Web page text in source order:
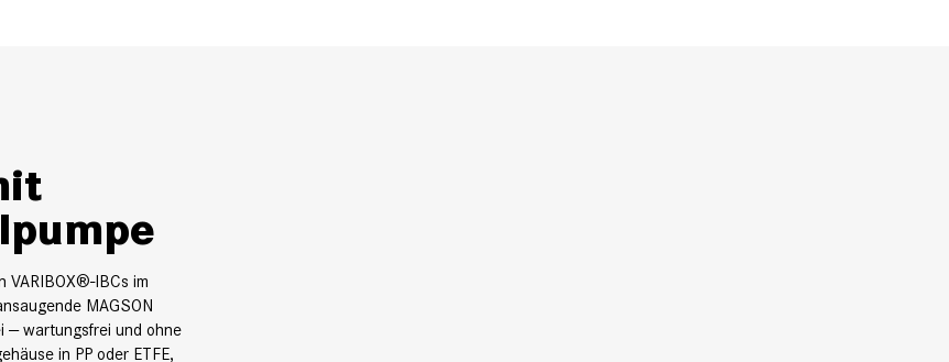
VARIBOX®-IBCs im
MAGSON
— wartungsfrei und ohne
in PP oder ETFE,